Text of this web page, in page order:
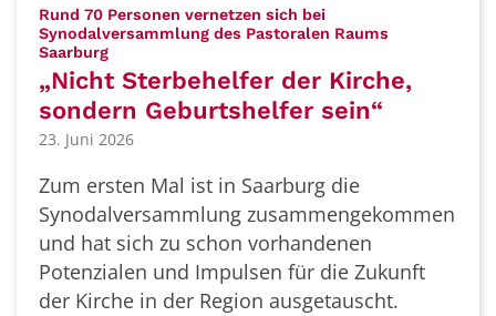
Rund 70 Personen vernetzen sich bei
Synodalversammlung des Pastoralen Raums
Saarburg:
„Nicht Sterbehelfer der Kirche,
sondern Geburtshelfer sein“
23. Juni 2026
Zum ersten Mal ist in Saarburg die
Synodalversammlung zusammengekommen
und hat sich zu schon vorhandenen
Potenzialen und Impulsen für die Zukunft
der Kirche in der Region ausgetauscht.